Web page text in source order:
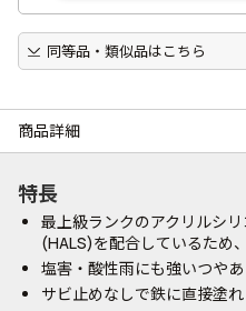
同等品・類似品はこちら
商品詳細
特長
最上級ランクのアクリルシ
(HALS)を配合しているため
塩害・酸性雨にも強いつやあ
サビ止めなしで鉄に直接塗れ